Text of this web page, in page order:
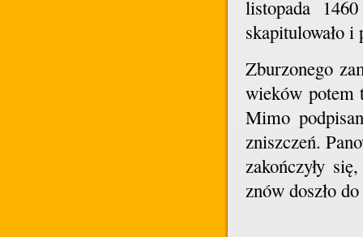
listopada
skapitulowało i
Zburzonego
wieków potem
Mimo
zniszczeń.
zakończyły
znów doszło